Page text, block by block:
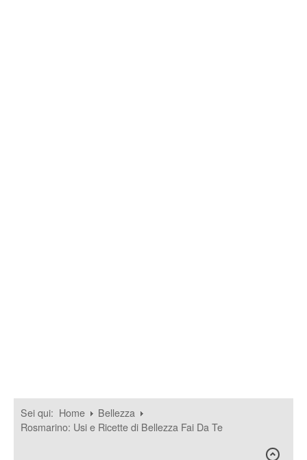
Sei qui: Home
Bellezza
Rosmarino: Usi e Ricette di Bellezza Fai Da Te